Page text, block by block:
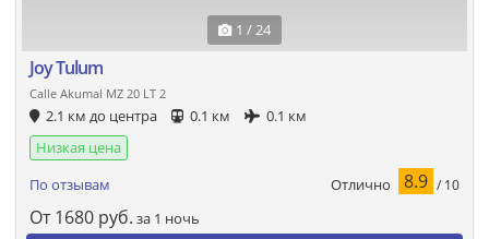
1 / 24
Joy Tulum
Calle Akumal MZ 20 LT 2
2.1 км до центра 0.1 км
0.1 км
Низкая цена
По отзывам
Отлично 8.9 / 10
От 1680 руб. за 1 ночь